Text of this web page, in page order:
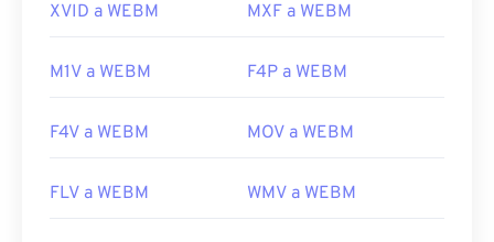
XVID a WEBM MXF a WEBM
M1V a WEBM F4P a WEBM
F4V a WEBM MOV a WEBM
FLV a WEBM WMV a WEBM